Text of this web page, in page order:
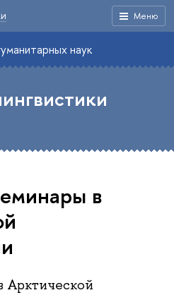
Меню
наук
в
Арктической